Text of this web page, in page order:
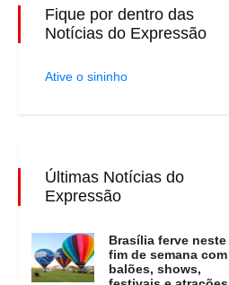
Fique por dentro das
Notícias do Expressão
Ative o sininho
Últimas Notícias do
Expressão
Brasília ferve neste
fim de semana com
balões, shows,